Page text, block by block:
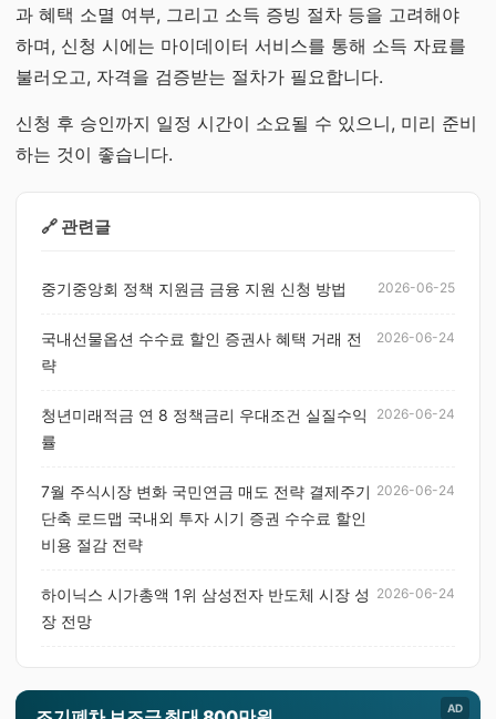
과 혜택 소멸 여부, 그리고 소득 증빙 절차 등을 고려해야
하며, 신청 시에는 마이데이터 서비스를 통해 소득 자료를
불러오고, 자격을 검증받는 절차가 필요합니다.
신청 후 승인까지 일정 시간이 소요될 수 있으니, 미리 준비
하는 것이 좋습니다.
🔗 관련글
중기중앙회 정책 지원금 금융 지원 신청 방법 2026-06-25
국내선물옵션 수수료 할인 증권사 혜택 거래 전
략
2026-06-24
청년미래적금 연 8 정책금리 우대조건 실질수익
률
2026-06-24
7월 주식시장 변화 국민연금 매도 전략 결제주기
단축 로드맵 국내외 투자 시기 증권 수수료 할인
비용 절감 전략
2026-06-24
하이닉스 시가총액 1위 삼성전자 반도체 시장 성
장 전망
2026-06-24
AD